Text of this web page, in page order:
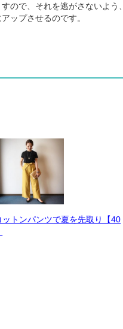
ので、それを逃がさないよう
ップさせるのです。
トンパンツで夏を先取り【40